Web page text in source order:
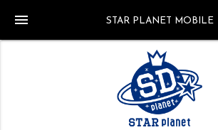
STAR PLANET MOBILE
menu